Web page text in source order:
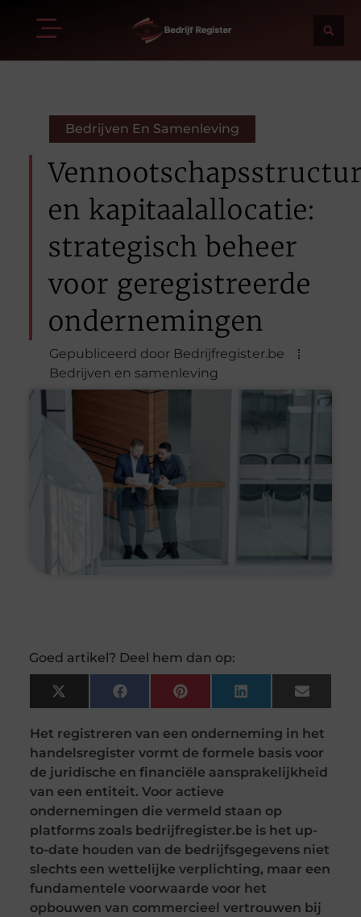
Bedrijven En Samenleving
en kapitaalallocatie:
strategisch beheer
voor geregistreerde
ondernemingen
Gepubliceerd door Bedrijfregister.be
Bedrijven en samenleving
Goed artikel? Deel hem dan op:
X
(Twitter)
FacebookPinterestLinkedInEmail
Het registreren van een onderneming in het
handelsregister vormt de formele basis voor
de juridische en financiële aansprakelijkheid
van een entiteit. Voor actieve
ondernemingen die vermeld staan op
platforms zoals bedrijfregister.be is het up-
to-date houden van de bedrijfsgegevens niet
slechts een wettelijke verplichting, maar een
fundamentele voorwaarde voor het
opbouwen van commercieel vertrouwen bij